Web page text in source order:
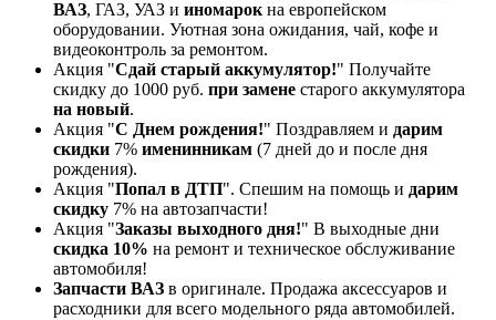
ВАЗ, ГАЗ, УАЗ и иномарокна европейском
оборудовании. Уютная зона ожидания, чай, кофе и
видеоконтроль за ремонтом.
Акция "Сдай старый аккумулятор!" Получайте
скидку до 1000 руб. при замене старого аккумулятора
на новый.
Акция "С Днем рождения!" Поздравляем и дарим
скидки 7% именинникам (7 дней до и после дня
рождения).
Акция "Попал в ДТП". Спешим на помощь и дарим
скидку 7% на автозапчасти!
Акция "Заказы выходного дня!" В выходные дни
скидка 10% на ремонт и техническое обслуживание
автомобиля!
Запчасти ВАЗ в оригинале. Продажа аксессуаров и
расходники для всего модельного ряда автомобилей.